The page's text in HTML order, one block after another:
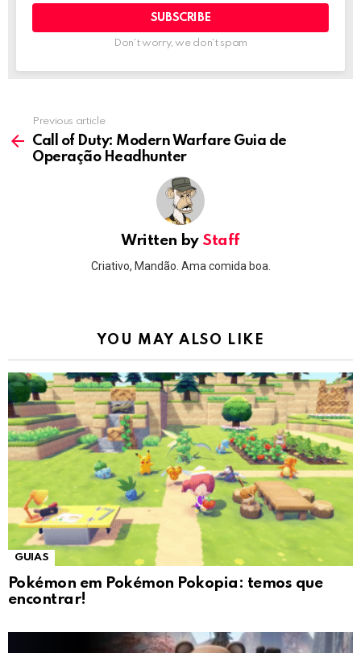
Don't worry, we don't spam
more
Previous article
Call of Duty: Modern Warfare Guia de
Operação Headhunter
Written by Staff
Criativo, Mandão. Ama comida boa.
YOU MAY ALSO LIKE
GUIAS
Pokémon em Pokémon Pokopia: temos que
encontrar!